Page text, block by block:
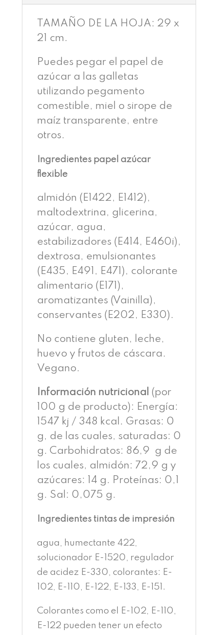
AZÚCAR
GALLETAS
CANTIDAD
TAMAÑO DE LA HOJA: 29 x
21 cm.
Puedes pegar el papel de
azúcar a las galletas
utilizando pegamento
comestible, miel o sirope de
maíz transparente, entre
otros.
Ingredientes papel azúcar
flexible
almidón (E1422, E1412),
maltodextrina, glicerina,
azúcar, agua,
estabilizadores (E414, E460i),
dextrosa, emulsionantes
(E435, E491, E471), colorante
alimentario (E171),
aromatizantes (Vainilla),
conservantes (E202, E330).
No contiene gluten, leche,
huevo y frutos de cáscara.
Vegano.
Información nutricional (por
100 g de producto): Energía:
1547 kj / 348 kcal. Grasas: 0
g, de las cuales, saturadas: 0
g. Carbohidratos: 86,9 g de
los cuales, almidón: 72,9 g y
azúcares: 14 g. Proteínas: 0,1
g. Sal: 0,075 g.
Ingredientes tintas de impresión
agua, humectante 422,
solucionador E-1520, regulador
de acidez E-330, colorantes: E-
102, E-110, E-122, E-133, E-151.
Colorantes como el E-102, E-110,
E-122 pueden tener un efecto